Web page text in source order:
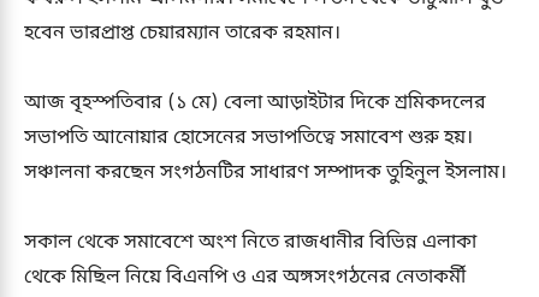
হবেন ভারপ্রাপ্ত চেয়ারম্যান তারেক রহমান।
আজ বৃহস্পতিবার (১ মে) বেলা আড়াইটার দিকে শ্রমিকদলের
সভাপতি আনোয়ার হোসেনের সভাপতিত্বে সমাবেশ শুরু হয়।
সঞ্চালনা করছেন সংগঠনটির সাধারণ সম্পাদক তুহিনুল ইসলাম।
সকাল থেকে সমাবেশে অংশ নিতে রাজধানীর বিভিন্ন এলাকা
থেকে মিছিল নিয়ে বিএনপি ও এর অঙ্গসংগঠনের নেতাকর্মী